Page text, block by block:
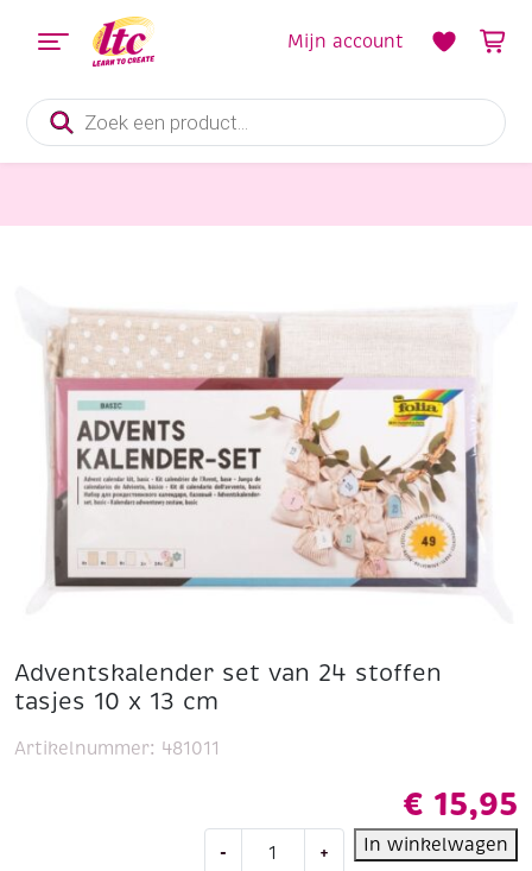
Producten
zoeken
Mijn account
Adventskalender set van 24 stoffen
tasjes 10 x 13 cm
€ 15,95
- + In winkelwagen
Artikelnummer: 481011